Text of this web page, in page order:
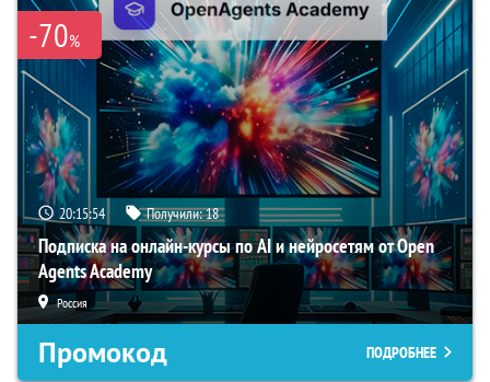
-70%
20:15:53 Получили:18
Подписка на онлайн-курсы по AI и нейросетям от Open
Agents Academy
Россия
Промокод ПОДРОБНЕЕ